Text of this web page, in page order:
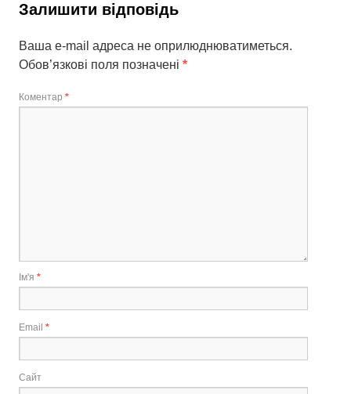
Залишити відповідь
Ваша e-mail адреса не оприлюднюватиметься.
Обов’язкові поля позначені *
Коментар *
Ім'я *
Email *
Сайт